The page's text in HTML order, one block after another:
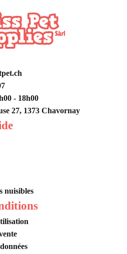
- 18h00
27, 1373 Chavornay
nuisibles